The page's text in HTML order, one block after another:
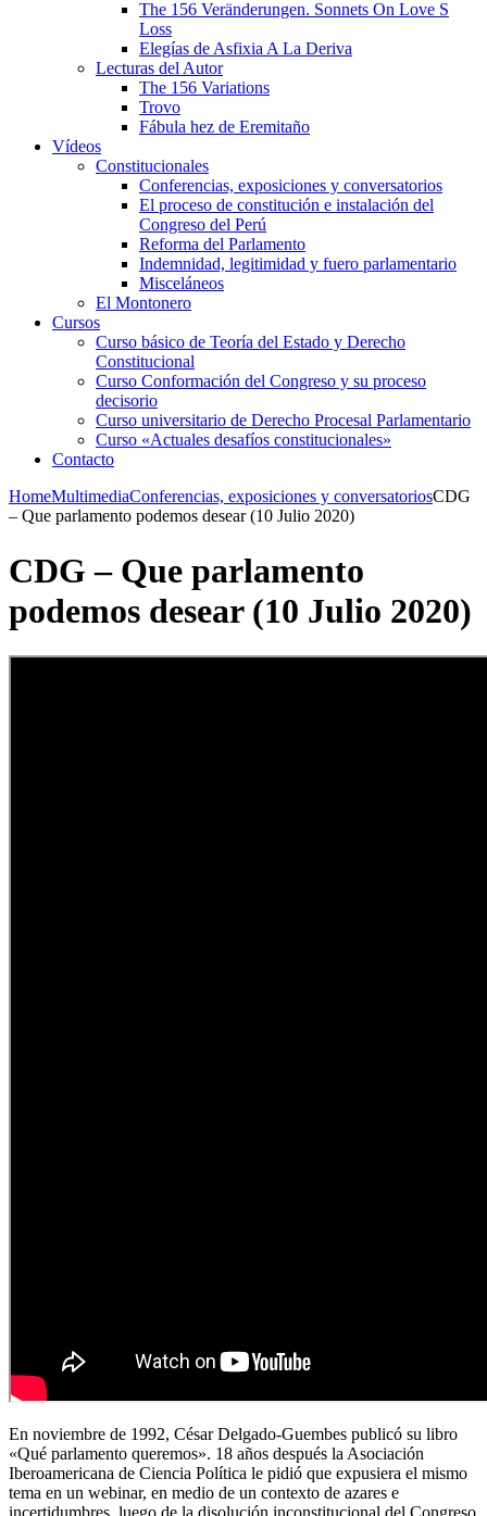
The 156 Veränderungen. Sonnets On Love S
Loss
Elegías de Asfixia A La Deriva
Lecturas del Autor
The 156 Variations
Trovo
Fábula hez de Eremitaño
Vídeos
Constitucionales
Conferencias, exposiciones y conversatorios
El proceso de constitución e instalación del
Congreso del Perú
Reforma del Parlamento
Indemnidad, legitimidad y fuero parlamentario
Misceláneos
El Montonero
Cursos
Curso básico de Teoría del Estado y Derecho
Constitucional
Curso Conformación del Congreso y su proceso
decisorio
Curso universitario de Derecho Procesal Parlamentario
Curso «Actuales desafíos constitucionales»
Contacto
HomeMultimediaConferencias, exposiciones y conversatoriosCDG
– Que parlamento podemos desear (10 Julio 2020)
CDG – Que parlamento
podemos desear (10 Julio 2020)
En noviembre de 1992, César Delgado-Guembes publicó su libro
«Qué parlamento queremos». 18 años después la Asociación
Iberoamericana de Ciencia Política le pidió que expusiera el mismo
tema en un webinar, en medio de un contexto de azares e
incertidumbres, luego de la disolución inconstitucional del Congreso